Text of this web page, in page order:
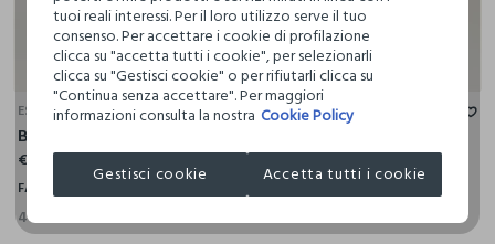
ESSENTIAL PINK
Blush 03 Petal
€ 5,95
FASUL
4 Colori
ESSENTIAL PINK
€ 5,95
tuoi reali interessi. Per il loro utilizzo serve il tuo
consenso. Per accettare i cookie di profilazione
clicca su "accetta tutti i cookie", per selezionarli
clicca su "Gestisci cookie" o per rifiutarli clicca su
"Continua senza accettare". Per maggiori
informazioni consulta la nostra Cookie Policy
Gestisci cookie Accetta tutti i cookie